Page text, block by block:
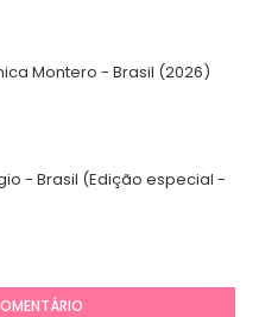
Montero - Brasil (2026)
- Brasil (Edição especial -